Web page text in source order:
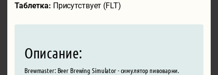
Таблетка: Присутствует (FLT)
Описание:
Brewmaster: Beer Brewing Simulator - симулятор пивоварни.